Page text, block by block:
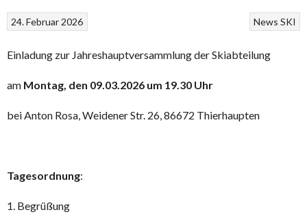
News SKI
24. Februar 2026
Einladung zur Jahreshauptversammlung der Skiabteilung
am Montag, den 09.03.2026 um 19.30 Uhr
bei Anton Rosa, Weidener Str. 26, 86672 Thierhaupten
Tagesordnung:
1. Begrüßung